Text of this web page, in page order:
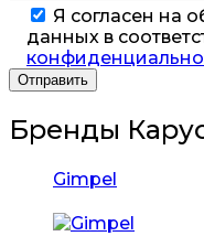
Я согласен на
данных в
Бренды
Gimpel